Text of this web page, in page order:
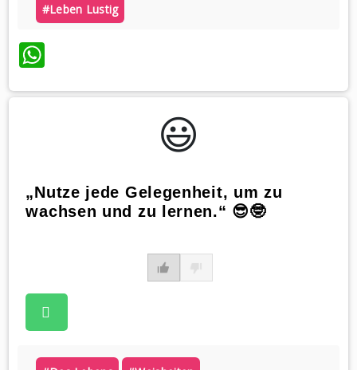
#leben Lustig
WhatsApp
😃️
„Nutze jede Gelegenheit, um zu
wachsen und zu lernen.“ 😎🤓